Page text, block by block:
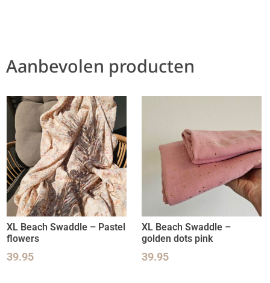
Aanbevolen producten
XL Beach Swaddle – Pastel
flowers
39.95
XL Beach Swaddle –
golden dots pink
39.95